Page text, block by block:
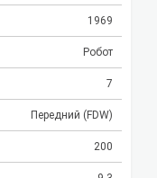
1969
Робот
7
Передний (FDW)
200